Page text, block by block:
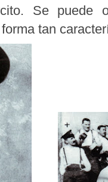
Se puede
tan